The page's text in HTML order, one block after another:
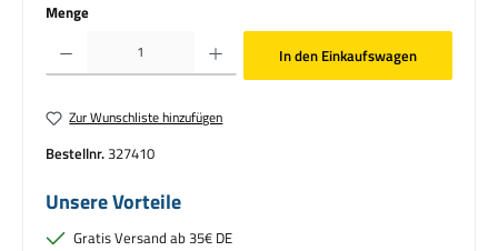
Menge
Produkt Anzahl: Gib den gewünschten Wert ein oder benutze die Schaltflächen um die Anzahl zu
In den Einkaufswagen
Zur Wunschliste hinzufügen
Bestellnr.327410
Unsere Vorteile
Gratis Versand ab 35€ DE